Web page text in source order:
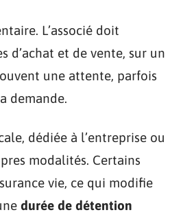
L’associé doit
d’achat et de vente, sur un
une attente, parfois
demande.
dédiée à l’entreprise ou
modalités. Certains
vie, ce qui modifie
durée de détention